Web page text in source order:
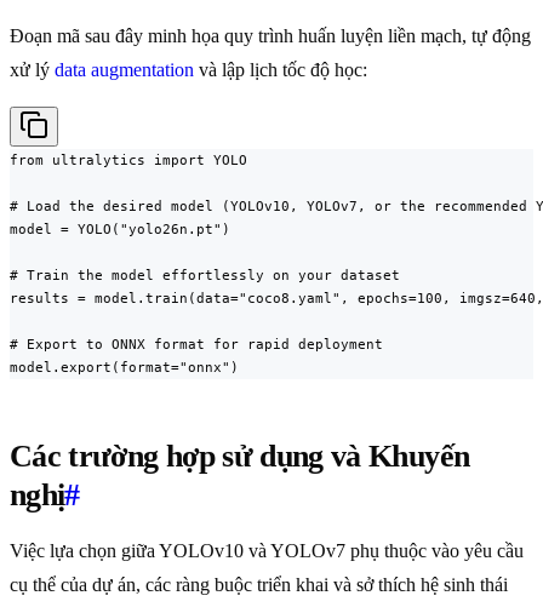
Đoạn mã sau đây minh họa quy trình huấn luyện liền mạch, tự động
xử lý data augmentation và lập lịch tốc độ học:
from ultralytics import YOLO
# Load the desired model (YOLOv10, YOLOv7, or the recommended
model = YOLO("yolo26n.pt")
# Train the model effortlessly on your dataset
results = model.train(data="coco8.yaml", epochs=100,
# Export to ONNX format for rapid deployment
model.export(format="onnx")
Các trường hợp sử dụng và Khuyến
nghị#
Việc lựa chọn giữa YOLOv10 và YOLOv7 phụ thuộc vào yêu cầu
cụ thể của dự án, các ràng buộc triển khai và sở thích hệ sinh thái